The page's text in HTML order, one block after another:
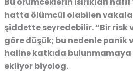
hatta ölümcül olabilen
şiddette seyredebilir. “Bir risk
göre düşük; bu nedenle panik
haline katkıda bulunmamaya
ekliyor biyolog.